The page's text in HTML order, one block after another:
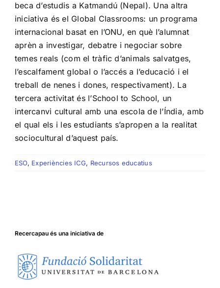
beca d’estudis a Katmandú (Nepal). Una altra
iniciativa és el Global Classrooms: un programa
internacional basat en l’ONU, en què l’alumnat
aprèn a investigar, debatre i negociar sobre
temes reals (com el tràfic d’animals salvatges,
l’escalfament global o l’accés a l’educació i el
treball de nenes i dones, respectivament). La
tercera activitat és l’School to School, un
intercanvi cultural amb una escola de l’Índia, amb
el qual els i les estudiants s’apropen a la realitat
sociocultural d’aquest país.
ESO, Experiències ICG, Recursos educatius
Recercapau és una iniciativa de